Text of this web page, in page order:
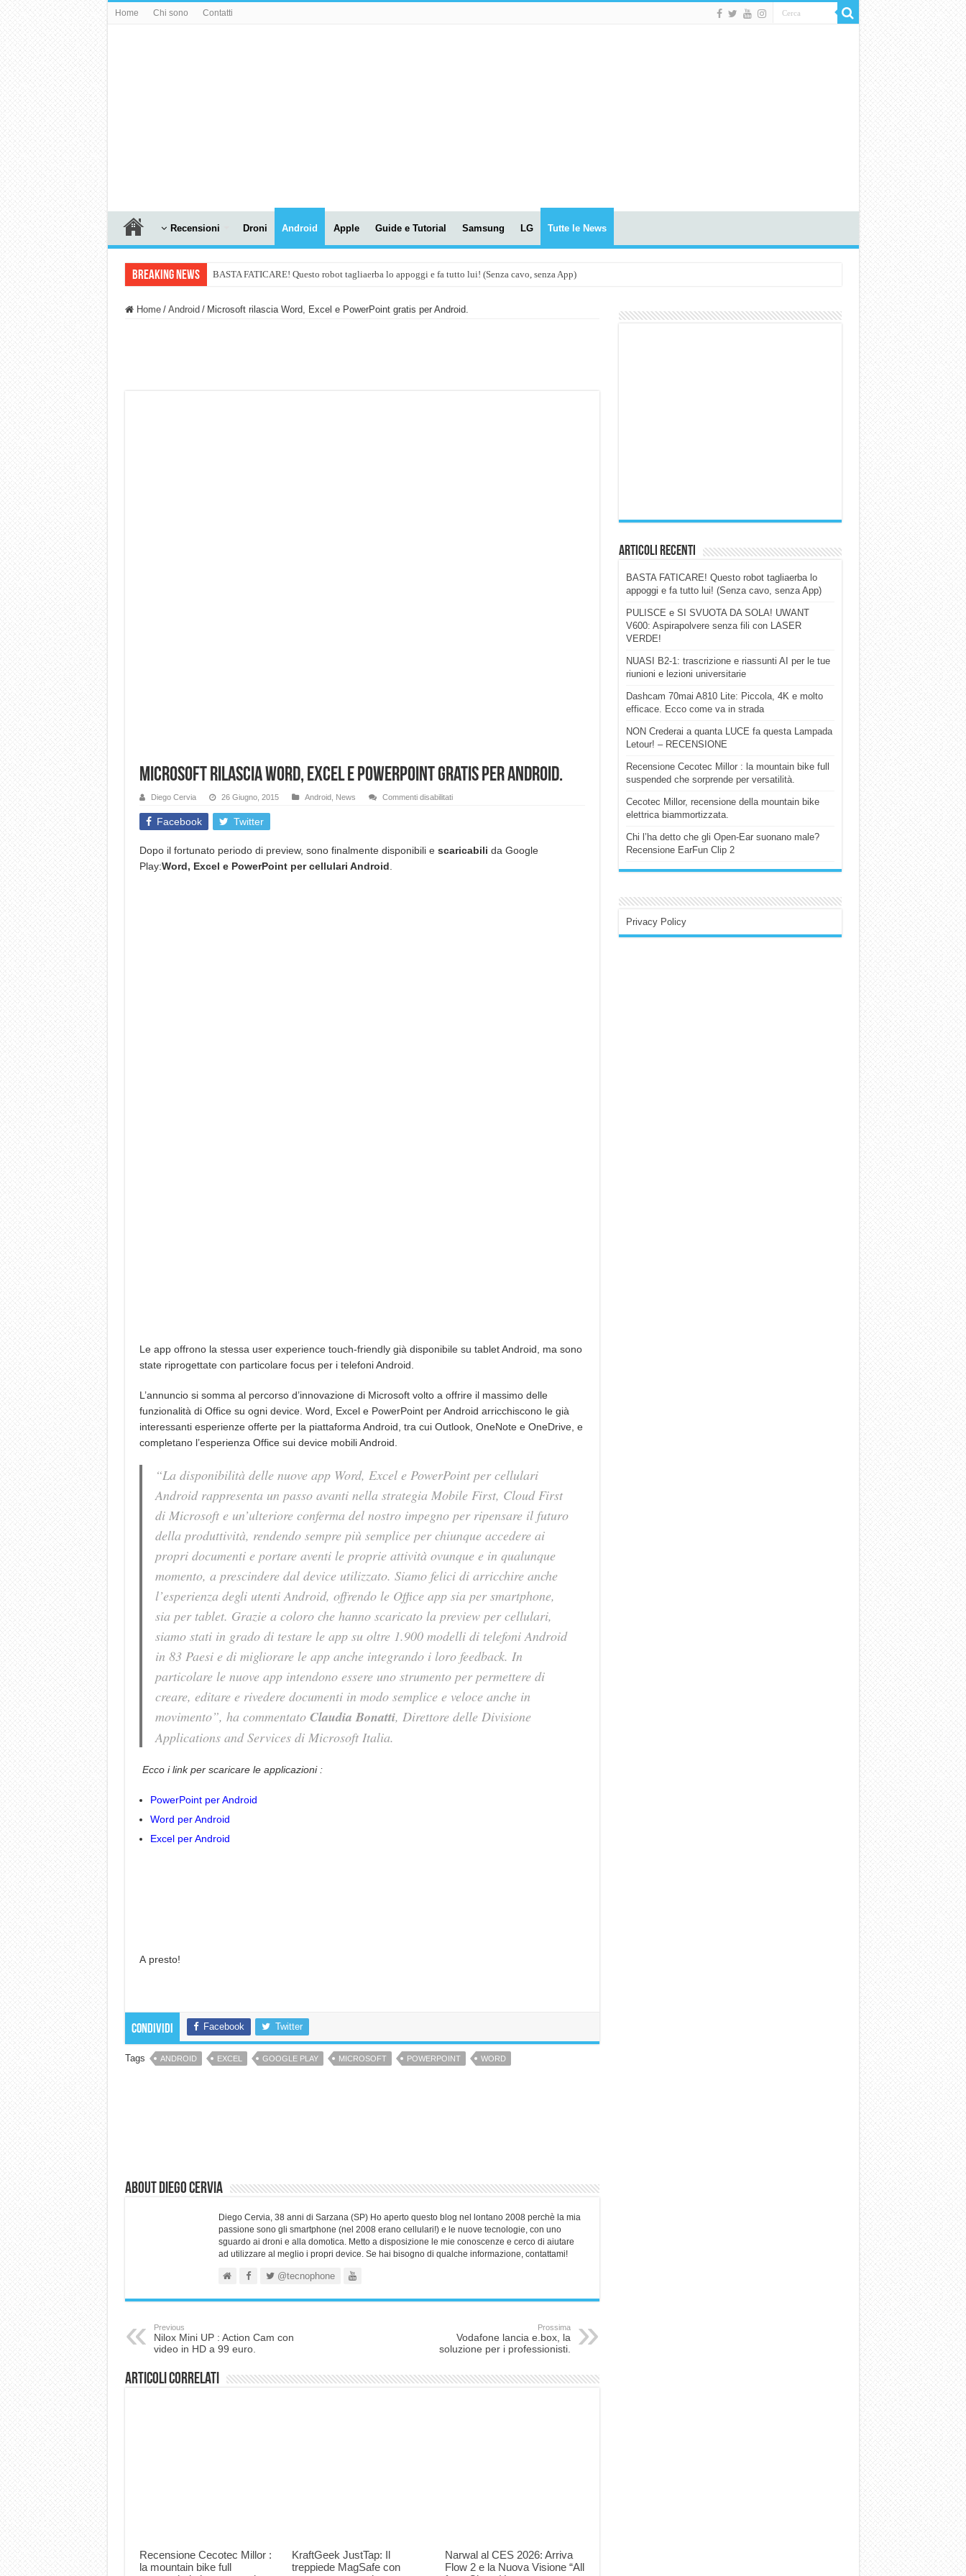
Home Chi sono Contatti
Recensioni Droni Android Apple Guide e Tutorial Samsung LG Tutte le News
Breaking News BASTA FATICARE! Questo robot tagliaerba lo appoggi e fa tutto lui! (Senza cavo, senza App)
Home / Android / Microsoft rilascia Word, Excel e PowerPoint gratis per Android.
Microsoft rilascia Word, Excel e PowerPoint gratis per Android.
Diego Cervia 26 Giugno, 2015 Android, News Commenti disabilitatisu
PowerPoint
gratis
Facebook Twitter
Dopo il fortunato periodo di preview, sono finalmente disponibili e scaricabili da Google
Play:Word, Excel e PowerPoint per cellulari Android
Le app offrono la stessa user experience touch-friendly già disponibile su tablet Android, ma sono
state riprogettate con particolare focus per i telefoni Android.
L’annuncio si somma al percorso d’innovazione di Microsoft volto a offrire il massimo delle
funzionalità di Office su ogni device. Word, Excel e PowerPoint per Android arricchiscono le già
interessanti esperienze offerte per la piattaforma Android, tra cui Outlook, OneNote e OneDrive, e
completano l’esperienza Office sui device mobili Android.
“La disponibilità delle nuove app Word, Excel e PowerPoint per cellulari
Android rappresenta un passo avanti nella strategia Mobile First, Cloud First
di Microsoft e un’ulteriore conferma del nostro impegno per ripensare il futuro
della produttività, rendendo sempre più semplice per chiunque accedere ai
propri documenti e portare aventi le proprie attività ovunque e in qualunque
momento, a prescindere dal device utilizzato. Siamo felici di arricchire anche
l’esperienza degli utenti Android, offrendo le Office app sia per smartphone,
sia per tablet. Grazie a coloro che hanno scaricato la preview per cellulari,
siamo stati in grado di testare le app su oltre 1.900 modelli di telefoni Android
in 83 Paesi e di migliorare le app anche integrando i loro feedback. In
particolare le nuove app intendono essere uno strumento per permettere di
creare, editare e rivedere documenti in modo semplice e veloce anche in
movimento”, ha commentato Claudia Bonatti, Direttore delle Divisione
Applications and Services di Microsoft Italia.
Ecco i link per scaricare le applicazioni :
PowerPoint per Android
Word per Android
Excel per Android
A presto!
Condividi Facebook Twitter
Tags ANDROID EXCEL GOOGLE PLAY MICROSOFT POWERPOINT WORD
About Diego Cervia
Diego Cervia, 38 anni di Sarzana (SP) Ho aperto questo blog nel lontano 2008 perchè la mia
passione sono gli smartphone (nel 2008 erano cellulari!) e le nuove tecnologie, con uno
sguardo ai droni e alla domotica. Metto a disposizione le mie conoscenze e cerco di aiutare
ad utilizzare al meglio i propri device. Se hai bisogno di qualche informazione, contattami!
@tecnophone
Previous
Nilox Mini UP : Action Cam con
video in HD a 99 euro.
Prossima
Vodafone lancia e.box, la
soluzione per i professionisti.
Articoli correlati
Recensione Cecotec Millor :
la mountain bike full
KraftGeek JustTap: Il
treppiede MagSafe con
Narwal al CES 2026: Arriva
Flow 2 e la Nuova Visione “All
Articoli Recenti
BASTA FATICARE! Questo robot tagliaerba lo
appoggi e fa tutto lui! (Senza cavo, senza App)
PULISCE e SI SVUOTA DA SOLA! UWANT
V600: Aspirapolvere senza fili con LASER
VERDE!
NUASI B2-1: trascrizione e riassunti AI per le tue
riunioni e lezioni universitarie
Dashcam 70mai A810 Lite: Piccola, 4K e molto
efficace. Ecco come va in strada
NON Crederai a quanta LUCE fa questa Lampada
Letour! – RECENSIONE
Recensione Cecotec Millor : la mountain bike full
suspended che sorprende per versatilità.
Cecotec Millor, recensione della mountain bike
elettrica biammortizzata.
Chi l’ha detto che gli Open-Ear suonano male?
Recensione EarFun Clip 2
Privacy Policy